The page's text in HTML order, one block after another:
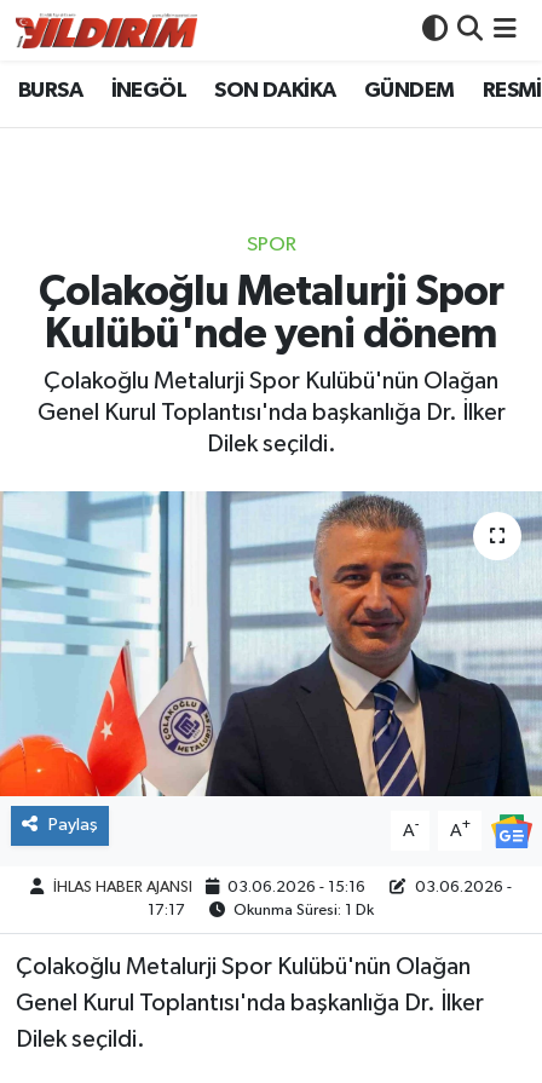
BURSA İNEGÖL SON DAKİKA GÜNDEM
SPOR
Çolakoğlu Metalurji Spor
Kulübü'nde yeni dönem
Çolakoğlu Metalurji Spor Kulübü'nün Olağan
Genel Kurul Toplantısı'nda başkanlığa Dr. İlker
Dilek seçildi.
Paylaş A- A+
İHLAS HABER AJANSI 03.06.2026 - 15:16
03.06.2026 -
17:17
Okunma Süresi: 1 Dk
Çolakoğlu Metalurji Spor Kulübü'nün Olağan
Genel Kurul Toplantısı'nda başkanlığa Dr. İlker
Dilek seçildi.
BURSA
GÜNDEM
RESMİ İLANLAR
KÖŞE YAZILARI
YAŞAM
SPOR
Bursa Nöbetçi Eczaneler
Bursa Trafik Yoğunluk Haritası
Süper Lig Puan Durumu ve Fikstür
Tüm Manşetler
Haber Arşivi